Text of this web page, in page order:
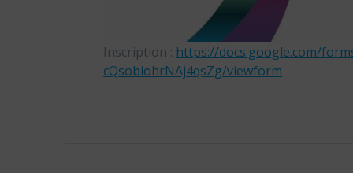
Inscription : https://docs.google.com/
cQsobiohrNAj4qsZg/viewform